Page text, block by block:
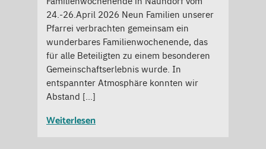
24.-26.April 2026 Neun Familien unserer
Pfarrei verbrachten gemeinsam ein
wunderbares Familienwochenende, das
für alle Beteiligten zu einem besonderen
Gemeinschaftserlebnis wurde. In
entspannter Atmosphäre konnten wir
Abstand […]
Weiterlesen